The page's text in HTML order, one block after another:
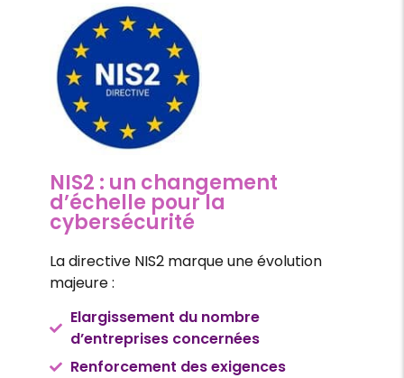
NIS2 : un changement
d’échelle pour la
cybersécurité
La directive NIS2 marque une évolution
majeure :
Elargissement du nombre
d’entreprises concernées
Renforcement des exigences